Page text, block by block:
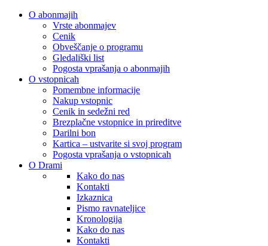
O abonmajih
Vrste abonmajev
Cenik
Obveščanje o programu
Gledališki list
Pogosta vprašanja o abonmajih
O vstopnicah
Pomembne informacije
Nakup vstopnic
Cenik in sedežni red
Brezplačne vstopnice in prireditve
Darilni bon
Kartica – ustvarite si svoj program
Pogosta vprašanja o vstopnicah
O Drami
Kako do nas
Kontakti
Izkaznica
Pismo ravnateljice
Kronologija
Kako do nas
Kontakti